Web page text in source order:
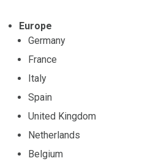
Europe
Germany
France
Italy
Spain
United Kingdom
Netherlands
Belgium